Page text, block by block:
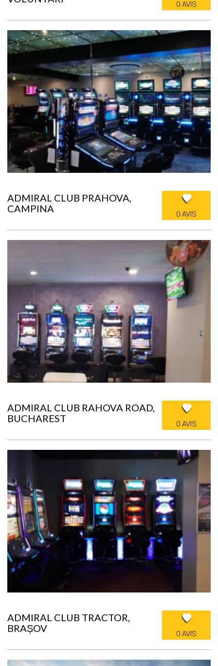
0 AVIS
ADMIRAL CLUB PRAHOVA,
CAMPINA
0 AVIS
ADMIRAL CLUB RAHOVA ROAD,
BUCHAREST
0 AVIS
ADMIRAL CLUB TRACTOR,
BRAȘOV
0 AVIS